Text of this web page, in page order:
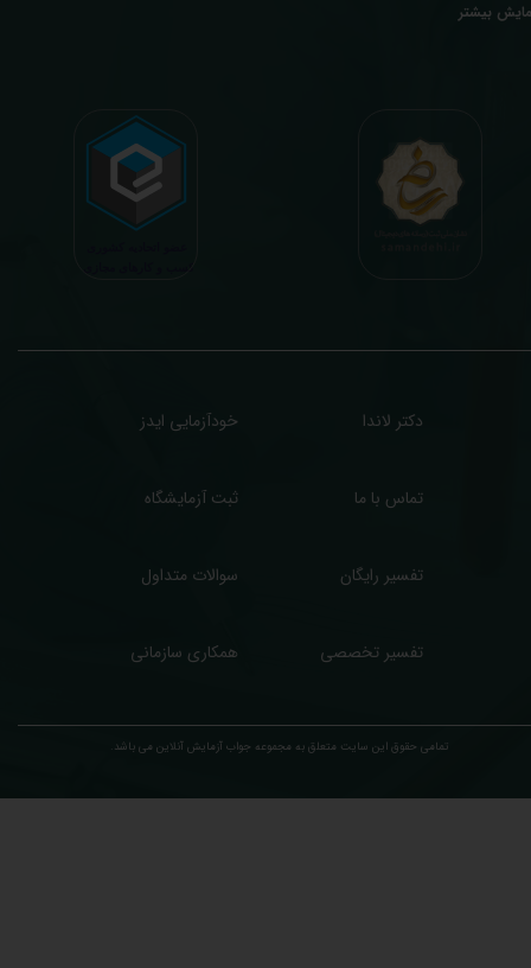
تمامی حقوق این سایت متعلق به مجموعه ​جواب آزمایش آنلاین می باشد.
با تایید و مهر پزشک متخصص) میباشد. رسالت ما در تفسیر، استخراج حداکثر
بیمه ها، افزایش تمایل افراد به انجام آزمایش (با دریافت اطلاعاتی دقیقتر، کاربردی، قابل
و شخصی سازی شده) میگردد. تا درنهایت به جامعه ای سالم تر برای تبدیل شدن به
پیشرفته (دیر و زود داره سوخت و سوز نداره...) برسیم. قابل ذکر است که جواب
آنلاین به نتایج هیچ یک از کاربران بصورت مستقیم دسترسی ندارد و موارد تفسیر نیز
با درخواست و ارسال خود کاربر انجام میگیرد و ما تابع اصول اخلاق پزشکی و حرفه ای
بیشتر
دکتر لاندا
تفسیر تخصصی
تفسیر رایگان
خودآزمایی ایدز
ثبت آزمایشگاه تماس با ما
سوالات متداول
همکاری سازمانی